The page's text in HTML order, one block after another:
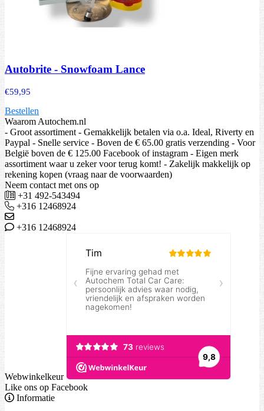
Autobrite - Snowfoam Lance
€59,95
Bestellen
Waarom Autochem.nl
- Groot assortiment - Gemakkelijk betalen via o.a. Ideal, Riverty en
Paypal - Snelle service - Boven de € 65.00 gratis verzending - Voor
België boven de € 125.00 Facebook of instagram - Eigen merk
assortiment waar u zeker voor terug komt! - Zakelijk makkelijk op
rekening kopen (vraag naar de voorwaarden)
Neem contact met ons op
+31 492-543494
+316 12468924
+316 12468924
Webwinkelkeur
Like ons op Facebook
Informatie